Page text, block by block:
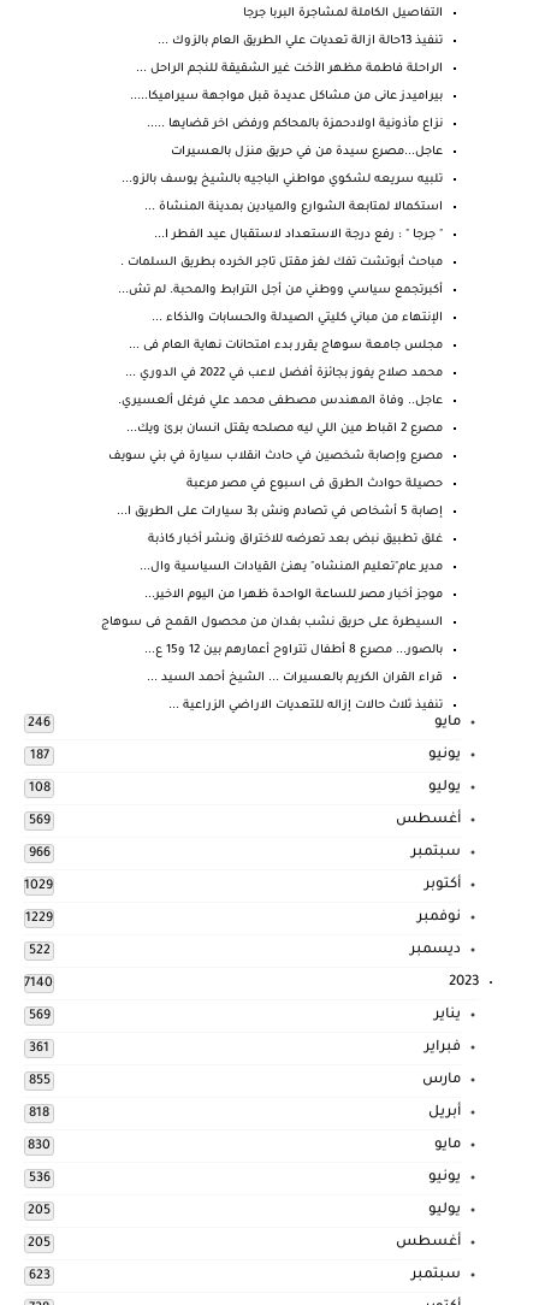
التفاصيل الكاملة لمشاجرة البربا جرجا
تنفيذ 13حالة ازالة تعديات علي الطريق العام بالزوك ...
الراحلة فاطمة مظهر الأخت غير الشقيقة للنجم الراحل ...
بيراميدز عانى من مشاكل عديدة قبل مواجهة سيراميكا.....
نزاع مأذونية اولادحمزة بالمحاكم ورفض اخر قضايها .....
عاجل...مصرع سيدة من في حريق منزل بالعسيرات
تلبيه سريعه لشكوي مواطني الباجيه بالشيخ يوسف بالزو...
استكمالا لمتابعة الشوارع والميادين بمدينة المنشاة ...
" جرجا " : رفع درجة الاستعداد لاستقبال عيد الفطر ا...
مباحث أبوتشت تفك لغز مقتل تاجر الخرده بطريق السلمات .
أكبرتجمع سياسي ووطني من أجل الترابط والمحبة. لم تش...
الإنتهاء من مباني كليتي الصيدلة والحسابات والذكاء ...
مجلس جامعة سوهاج يقرر بدء امتحانات نهاية العام فى ...
محمد صلاح يفوز بجائزة أفضل لاعب في 2022 في الدوري ...
عاجل.. وفاة المهندس مصطفى محمد علي فرغل ألعسيري.
مصرع 2 اقباط مين اللي ليه مصلحه يقتل انسان برئ ويك...
مصرع وإصابة شخصين في حادث انقلاب سيارة في بني سويف
حصيلة حوادث الطرق فى اسبوع في مصر مرعبة
إصابة 5 أشخاص في تصادم ونش بـ3 سيارات على الطريق ا...
غلق تطبيق نبض بعد تعرضه للاختراق ونشر أخبار كاذبة
مدير عام"تعليم المنشاه" يهنئ القيادات السياسية وال...
موجز أخبار مصر للساعة الواحدة ظهرا من اليوم الاخير...
السيطرة على حريق نشب بفدان من محصول القمح فى سوهاج
بالصور... مصرع 8 أطفال تتراوح أعمارهم بين 12 و15 ع...
قراء القران الكريم بالعسيرات ... الشيخ أحمد السيد ...
تنفيذ ثلاث حالات إزاله للتعديات الاراضي الزراعية ...
مايو 246
يونيو 187
يوليو 108
أغسطس 569
سبتمبر 966
أكتوبر 1029
نوفمبر 1229
ديسمبر 522
2023
7140
يناير 569
فبراير 361
مارس 855
أبريل 818
مايو 830
يونيو 536
يوليو 205
أغسطس 205
سبتمبر 623